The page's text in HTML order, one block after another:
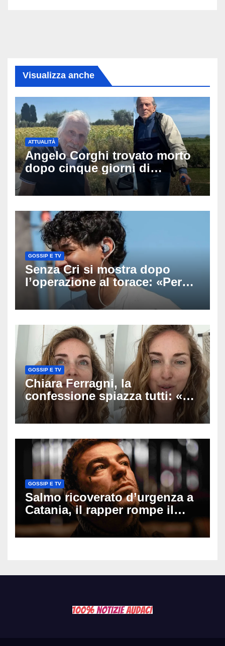
Visualizza anche
ATTUALITÀ
Angelo Corghi trovato morto
dopo cinque giorni di
ricerche: il giallo dell’80enne
scomparso dopo essere
GOSSIP E TV
Senza Cri si mostra dopo
l’operazione al torace: «Per
anni mi sentivo in trappola», il
racconto sul difficile percorso
GOSSIP E TV
Chiara Ferragni, la
confessione spiazza tutti: «Un
mio ex voleva che mi rifacessi
il seno». Poi svela i ritocchi di
GOSSIP E TV
Salmo ricoverato d’urgenza a
Catania, il rapper rompe il
silenzio dopo la notte in
ospedale: come sta e cosa